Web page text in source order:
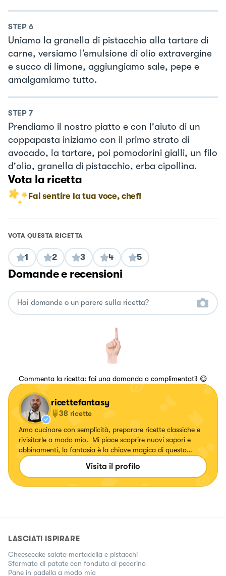
STEP 6
Uniamo la granella di pistacchio alla tartare di
carne, versiamo l’emulsione di olio extravergine
e succo di limone, aggiungiamo sale, pepe e
amalgamiamo tutto.
STEP 7
Prendiamo il nostro piatto e con l'aiuto di un
coppapasta iniziamo con il primo strato di
avocado, la tartare, poi pomodorini gialli, un filo
d'olio, granella di pistacchio, erba cipollina.
Vota la ricetta
Fai sentire la tua voce, chef!
VOTA QUESTA RICETTA
1 2 3 4 5
Domande e recensioni
Commenta la ricetta: fai una domanda o complimentati! 😋
ricettefantasy
38 ricette
Amo cucinare con semplicità, preparare ricette classiche e
rivisitarle a modo mio. Mi piace scoprire nuovi sapori e
abbinamenti, la fantasia è la chiave magica di questo
mondo 👨‍🍳
Visita il profilo
LASCIATI ISPIRARE
Cheesecake salata mortadella e pistacchi
Sformato di patate con fonduta al pecorino
Pane in padella a modo mio